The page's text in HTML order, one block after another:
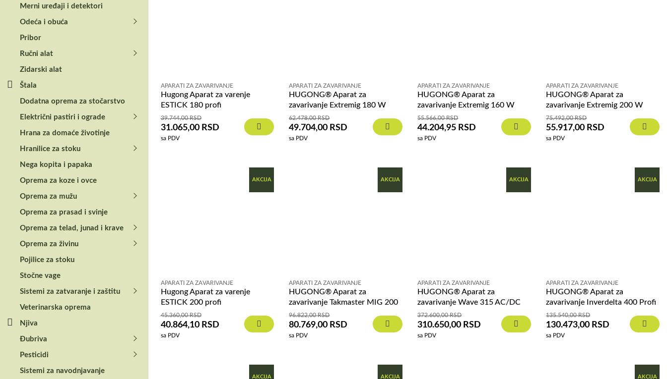
APARATI ZA ZAVARIVANJE
Hugong Aparat za varenje
ESTICK 180 profi
39.744,00RSD
31.065,00 RSD
sa PDV
APARATI ZA ZAVARIVANJE
HUGONG® Aparat za
zavarivanje Extremig 180 W
62.478,00RSD
49.704,00 RSD
sa PDV
APARATI ZA ZAVARIVANJE
HUGONG® Aparat za
zavarivanje Extremig 160 W
55.566,00RSD
44.204,95 RSD
sa PDV
APARATI ZA ZAVARIVANJE
HUGONG® Aparat za
zavarivanje Extremig 200 W
75.492,00RSD
55.917,00 RSD
sa PDV
AKCIJA
APARATI ZA ZAVARIVANJE
Hugong Aparat za varenje
ESTICK 200 profi
45.360,00RSD
40.864,10 RSD
sa PDV
AKCIJA
APARATI ZA ZAVARIVANJE
HUGONG® Aparat za
zavarivanje Takmaster MIG 200
96.822,00RSD
80.769,00 RSD
sa PDV
AKCIJA
APARATI ZA ZAVARIVANJE
HUGONG® Aparat za
zavarivanje Wave 315 AC/DC
372.600,00RSD
310.650,00 RSD
sa PDV
AKCIJA
APARATI ZA ZAVARIVANJE
HUGONG® Aparat za
zavarivanje Inverdelta 400 Profi
135.540,00RSD
130.473,00 RSD
sa PDV
AKCIJA AKCIJA AKCIJA
Merni uređaji i detektori
Odeća i obuća
Pribor
Ručni alat
Zidarski alat
Štala
Dodatna oprema za stočarstvo
Električni pastiri i ograde
Hrana za domaće životinje
Hranilice za stoku
Nega kopita i papaka
Oprema za koze i ovce
Oprema za mužu
Oprema za prasad i svinje
Oprema za telad, junad i krave
Oprema za živinu
Pojilice za stoku
Stočne vage
Sistemi za zatvaranje i zaštitu
Veterinarska oprema
Njiva
Đubriva
Pesticidi
Sistemi za navodnjavanje